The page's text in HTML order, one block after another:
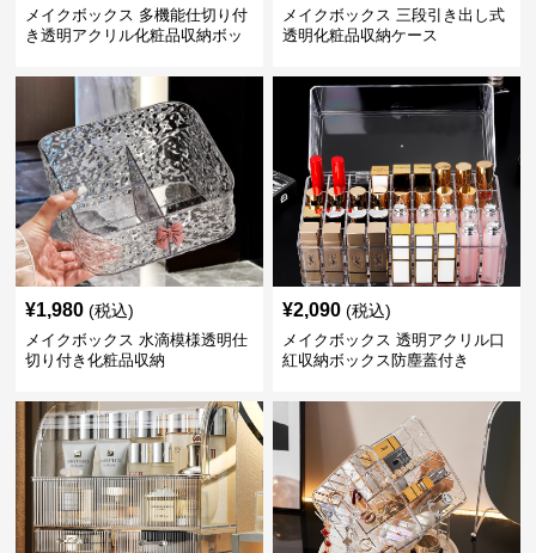
メイクボックス 多機能仕切り付
き透明アクリル化粧品収納ボッ
メイクボックス 三段引き出し式
透明化粧品収納ケース
¥1,980 (税込)
メイクボックス 水滴模様透明仕
切り付き化粧品収納
¥2,090 (税込)
メイクボックス 透明アクリル口
紅収納ボックス防塵蓋付き